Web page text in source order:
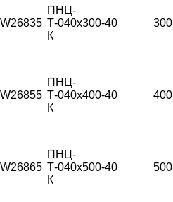
W26835
ПНЦ-
Т-040х300-
К
40 300
W26855
ПНЦ-
Т-040х400-
К
40 400
W26865
ПНЦ-
Т-040х500-
К
40 500